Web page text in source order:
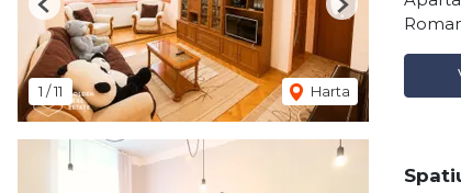
1 /11 Harta
Previous Next